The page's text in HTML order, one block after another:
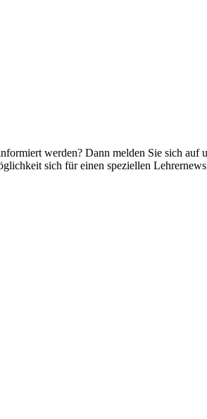
werden? Dann melden Sie sich
sich für einen speziellen